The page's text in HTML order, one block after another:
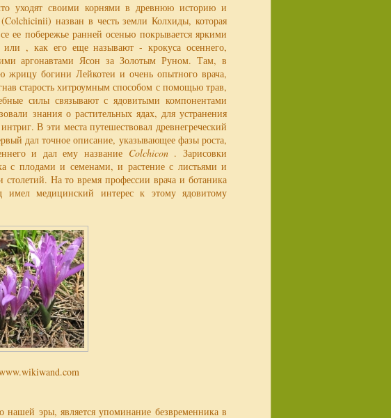
уходят своими корнями в древнюю историю и
назван в честь земли Колхиды, которая
ее побережье ранней осенью покрывается яркими
, как его еще называют - крокуса осеннего,
аргонавтами Ясон за Золотым Руном. Там, в
жрицу богини Лейкотеи и очень опытного врача,
старость хитроумным способом с помощью трав,
силы связывают с ядовитыми компонентами
знания о растительных ядах, для устранения
В эти места путешествовал древнегреческий
дал точное описание, указывающее фазы роста,
и дал ему название Colchicon . Зарисовки
с плодами и семенами, и растение с листьями и
На то время профессии врача и ботаника
медицинский интерес к этому ядовитому
эры, является упоминание безвременника в